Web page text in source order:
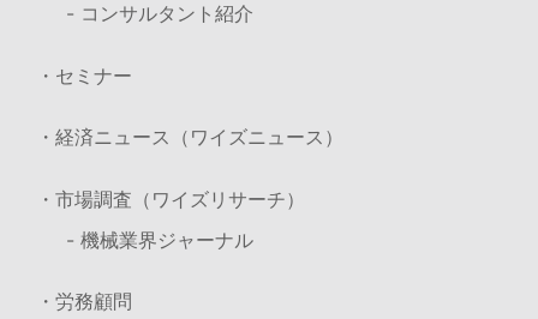
- コンサルタント紹介
・セミナー
・経済ニュース（ワイズニュース）
・市場調査（ワイズリサーチ）
- 機械業界ジャーナル
・労務顧問